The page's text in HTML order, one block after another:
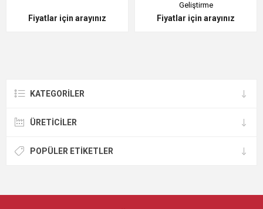
Fiyatlar için arayınız
Geliştirme
Fiyatlar için arayınız
KATEGORILER
ÜRETICILER
POPÜLER ETIKETLER